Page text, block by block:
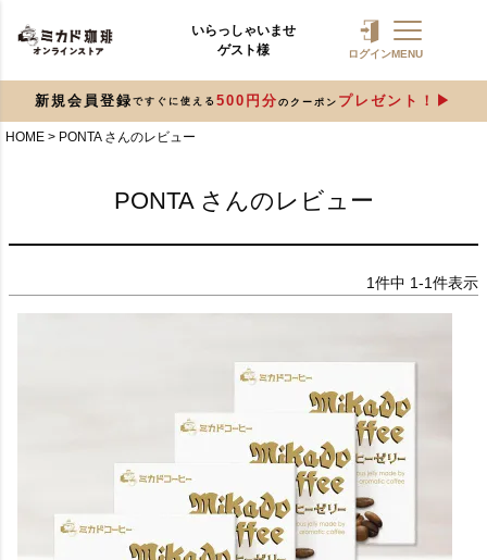
いらっしゃいませ
ゲスト様
ログインMENU
新規会員登録 ですぐに使える 500円分 のクーポン プレゼント！
HOME PONTA さんのレビュー
PONTA さんのレビュー
1件中 1-1件表示